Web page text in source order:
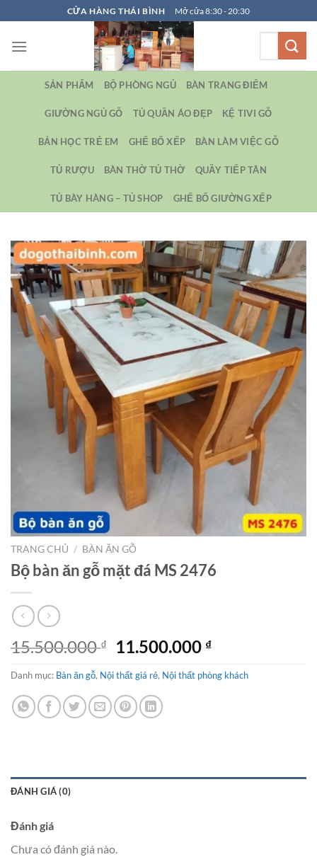
qua
nội
CỬA HÀNG THÁI BÌNH Mở cửa 8:30 - 20:30
SẢN PHẨM BỘ PHÒNG NGỦ BÀN TRANG ĐIỂM
GIƯỜNG NGỦ GỖ TỦ QUẦN ÁO ĐẸP KỆ TIVI GỖ
BẢN HỌC TRẺ EM GHẾ BỐ XẾP BÀN LÀM VIỆC GỖ
TỦ RƯỢU BÀN THỜ TỦ THỜ QUẦY TIẾP TÂN
TỦ BÀY HÀNG – TỦ SHOP GHẾ BỐ GIƯỜNG XẾP
TRANG CHỦ / BÀN ĂN GỖ
Bộ bàn ăn gỗ mặt đá MS 2476
15.500.000₫
Giá
gốc
là:
15.500.000 ₫.
11.500.000 ₫Giá
hiện
tại
Danh mục: Bàn ăn gỗ, Nội thất giá rẻ, Nội thất phòng khách
ĐÁNH GIÁ (0)
Đánh giá
Chưa có đánh giá nào.